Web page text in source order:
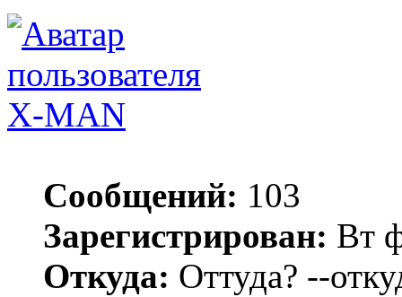
X-MAN
Сообщений: 103
Зарегистрирован: Вт
Откуда: Оттуда? --